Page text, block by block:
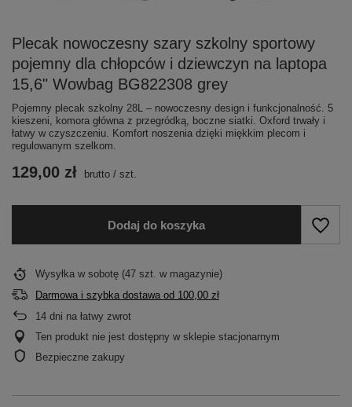
Plecak nowoczesny szary szkolny sportowy
pojemny dla chłopców i dziewczyn na laptopa
15,6" Wowbag BG822308 grey
Pojemny plecak szkolny 28L – nowoczesny design i funkcjonalność. 5
kieszeni, komora główna z przegródką, boczne siatki. Oxford trwały i
łatwy w czyszczeniu. Komfort noszenia dzięki miękkim plecom i
regulowanym szelkom.
129,00 zł brutto / szt.
Dodaj do koszyka
Wysyłka w sobotę (47 szt. w magazynie)
Darmowa i szybka dostawa od 100,00 zł
14 dni na łatwy zwrot
Ten produkt nie jest dostępny w sklepie stacjonarnym
Bezpieczne zakupy